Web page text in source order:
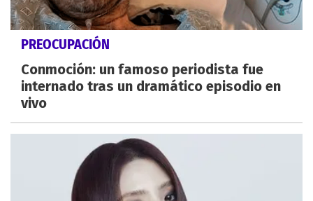
PREOCUPACIÓN
Conmoción: un famoso periodista fue
internado tras un dramático episodio en
vivo